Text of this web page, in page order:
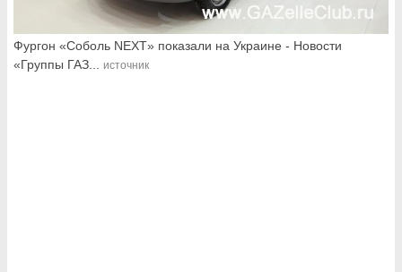
Фургон «Соболь NEXT» показали на Украине - Новости
«Группы ГАЗ... источник